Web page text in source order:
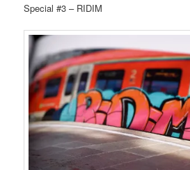
Special #3 – RIDIM